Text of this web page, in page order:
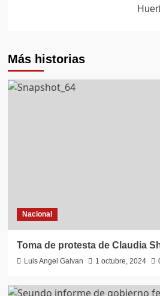
Más historias
Nacional
Toma de protesta de Claudia
Luis Angel Galvan 1 octubre, 2024